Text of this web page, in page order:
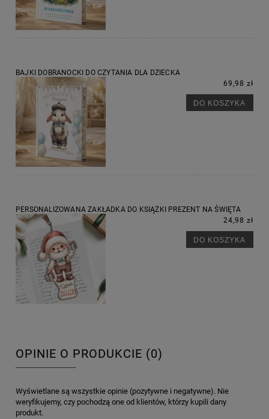
BAJKI DOBRANOCKI DO CZYTANIA DLA DZIECKA
69,98 zł
DO KOSZYKA
PERSONALIZOWANA ZAKŁADKA DO KSIĄŻKI PREZENT NA ŚWIĘTA
24,98 zł
DO KOSZYKA
OPINIE O PRODUKCIE (0)
Wyświetlane są wszystkie opinie (pozytywne i negatywne). Nie
weryfikujemy, czy pochodzą one od klientów, którzy kupili dany
produkt.